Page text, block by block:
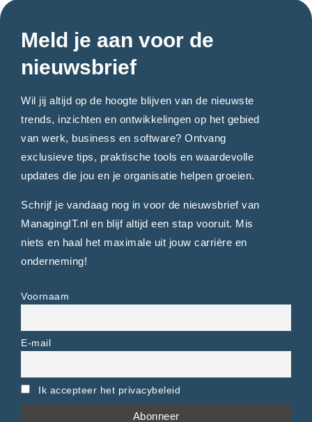
Meld je aan voor de
nieuwsbrief
Wil jij altijd op de hoogte blijven van de nieuwste
trends, inzichten en ontwikkelingen op het gebied
van werk, business en software? Ontvang
exclusieve tips, praktische tools en waardevolle
updates die jou en je organisatie helpen groeien.
Schrijf je vandaag nog in voor de nieuwsbrief van
ManagingIT.nl en blijf altijd een stap vooruit. Mis
niets en haal het maximale uit jouw carrière en
onderneming!
Voornaam
E-mail
Ik accepteer het privacybeleid